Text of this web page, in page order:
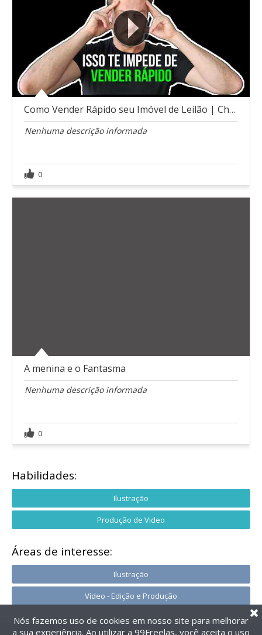
Como Vender Rápido seu Imóvel de Leilão | Charbel
Nenhuma descrição informada
0
A menina e o Fantasma
Nenhuma descrição informada
0
Habilidades:
Ilustração
Produção de Video
Áreas de interesse:
Ilustração
Vídeo - Edição e Produção
Nós fazemos uso de cookies em nosso site para melhorar
a sua experiência. Ao utilizar a 99Freelas, você aceita o uso